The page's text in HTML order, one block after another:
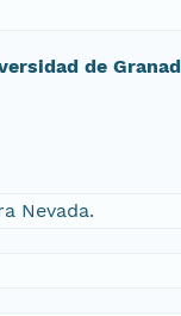
de
Nevada.